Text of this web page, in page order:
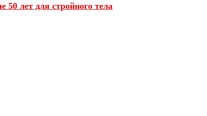
лет для стройного тела